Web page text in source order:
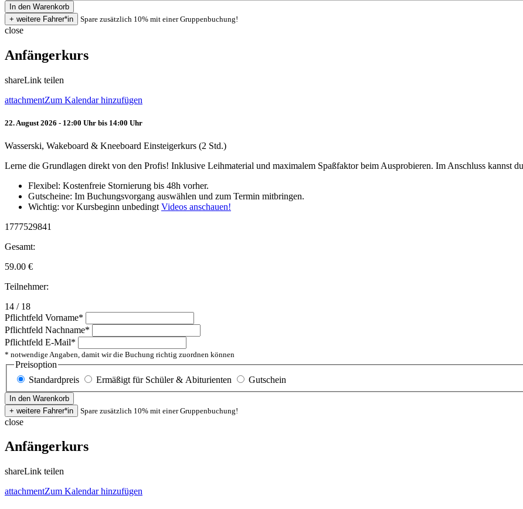
Spare zusätzlich 10% mit einer Gruppenbuchung!
close
Anfängerkurs
shareLink teilen
attachmentZum Kalendar hinzufügen
22. August 2026 - 12:00 Uhr bis 14:00 Uhr
Wasserski, Wakeboard & Kneeboard Einsteigerkurs (2 Std.)
Lerne die Grundlagen direkt von den Profis! Inklusive Leihmaterial und maximalem Spaßfaktor beim Ausprobieren. Im Anschluss kannst
Flexibel: Kostenfreie Stornierung bis 48h vorher.
Gutscheine: Im Buchungsvorgang auswählen und zum Termin mitbringen.
Wichtig: vor Kursbeginn unbedingt Videos anschauen!
1777529841
Gesamt:
59.00 €
Teilnehmer:
14 / 18
Pflichtfeld Vorname*
Pflichtfeld Nachname*
Pflichtfeld E-Mail*
* notwendige Angaben, damit wir die Buchung richtig zuordnen können
Preisoption
Standardpreis
Ermäßigt für Schüler & Abiturienten Gutschein
Spare zusätzlich 10% mit einer Gruppenbuchung!
close
Anfängerkurs
shareLink teilen
attachmentZum Kalendar hinzufügen